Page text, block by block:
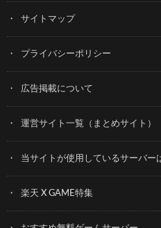
サイトマップ
プライバシーポリシー
広告掲載について
運営サイト一覧（まとめサイト）
当サイトが使用しているサーバー
楽天 X GAME特集